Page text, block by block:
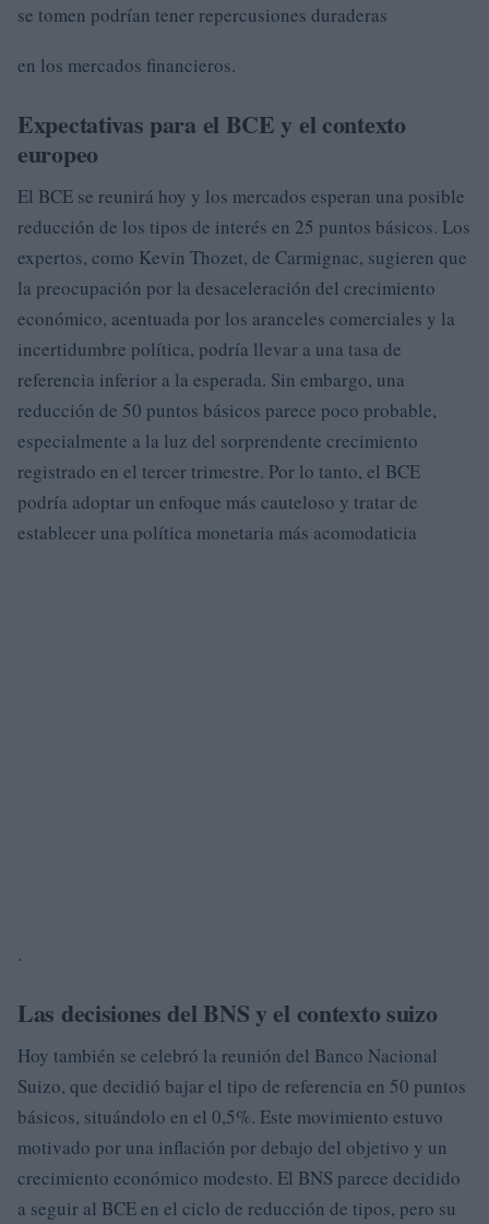
se tomen podrían tener repercusiones duraderas
en los mercados financieros.
Expectativas para el BCE y el contexto
europeo
El BCE se reunirá hoy y los mercados esperan una posible
reducción de los tipos de interés en 25 puntos básicos. Los
expertos, como Kevin Thozet, de Carmignac, sugieren que
la preocupación por la desaceleración del crecimiento
económico, acentuada por los aranceles comerciales y la
incertidumbre política, podría llevar a una tasa de
referencia inferior a la esperada. Sin embargo, una
reducción de 50 puntos básicos parece poco probable,
especialmente a la luz del sorprendente crecimiento
registrado en el tercer trimestre. Por lo tanto, el BCE
podría adoptar un enfoque más cauteloso y tratar de
establecer una política monetaria más acomodaticia
.
Las decisiones del BNS y el contexto suizo
Hoy también se celebró la reunión del Banco Nacional
Suizo, que decidió bajar el tipo de referencia en 50 puntos
básicos, situándolo en el 0,5%. Este movimiento estuvo
motivado por una inflación por debajo del objetivo y un
crecimiento económico modesto. El BNS parece decidido
a seguir al BCE en el ciclo de reducción de tipos, pero su